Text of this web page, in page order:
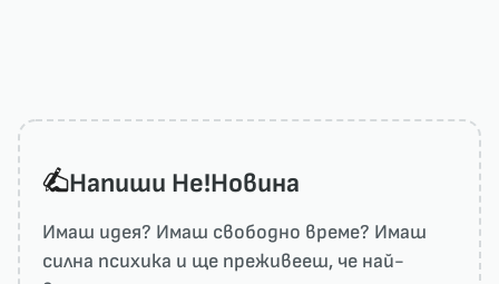
Напиши He!Новина
Имаш идея? Имаш свободно време? Имаш
силна психика и ще преживееш, че най-